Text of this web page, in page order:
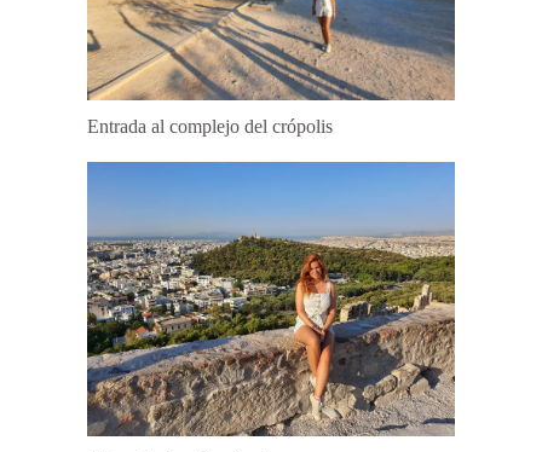
Entrada al complejo del crópolis